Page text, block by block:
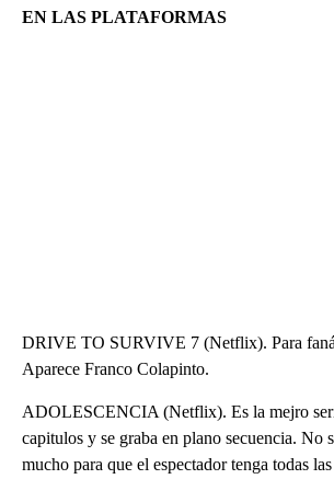
EN LAS PLATAFORMAS
DRIVE TO SURVIVE 7 (Netflix). Para
Aparece Franco Colapinto.
ADOLESCENCIA (Netflix). Es la mejro
capitulos y se graba en plano secuencia. No
mucho para que el espectador tenga todas